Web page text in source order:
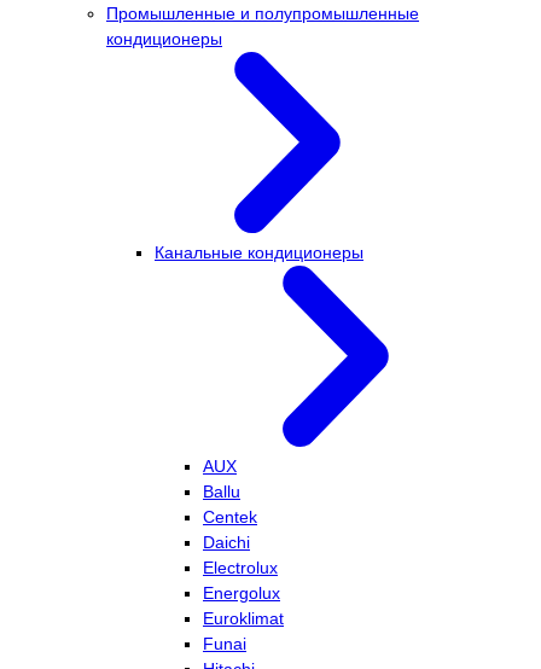
Промышленные и полупромышленные
кондиционеры
Канальные кондиционеры
AUX
Ballu
Centek
Daichi
Electrolux
Energolux
Euroklimat
Funai